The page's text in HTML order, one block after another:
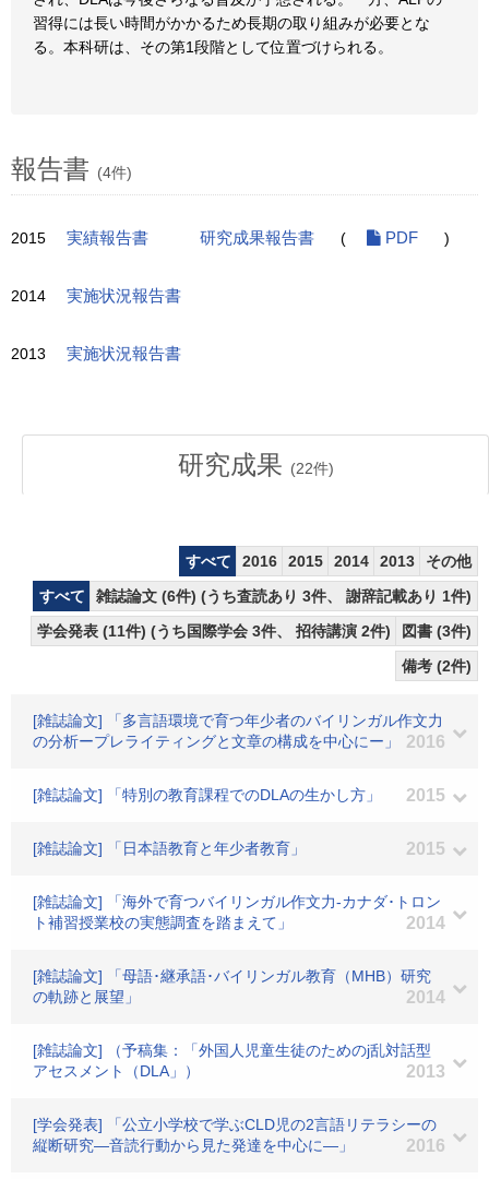
習得には長い時間がかかるため長期の取り組みが必要とな
る。本科研は、その第1段階として位置づけられる。
報告書 (4件)
2015 実績報告書 研究成果報告書 ( PDF )
2014 実施状況報告書
2013 実施状況報告書
研究成果 (22件)
すべて 2016 2015 2014 2013
その他
すべて
雑誌論文 (6件) (うち査読あり 3件、 謝辞記載あり 1件)
学会発表 (11件) (うち国際学会 3件、 招待講演 2件)
図書 (3件)
備考 (2件)
[雑誌論文] 「多言語環境で育つ年少者のバイリンガル作文力
の分析ープレライティングと文章の構成を中心にー」
2016
[雑誌論文] 「特別の教育課程でのDLAの生かし方」 2015
[雑誌論文] 「日本語教育と年少者教育」 2015
[雑誌論文] 「海外で育つバイリンガル作文力-カナダ･トロン
ト補習授業校の実態調査を踏まえて」
2014
[雑誌論文] 「母語･継承語･バイリンガル教育（MHB）研究
の軌跡と展望」
2014
[雑誌論文] （予稿集：「外国人児童生徒のためのj乱対話型
アセスメント（DLA」）
2013
[学会発表] 「公立小学校で学ぶCLD児の2言語リテラシーの
縦断研究―音読行動から見た発達を中心に―」
2016